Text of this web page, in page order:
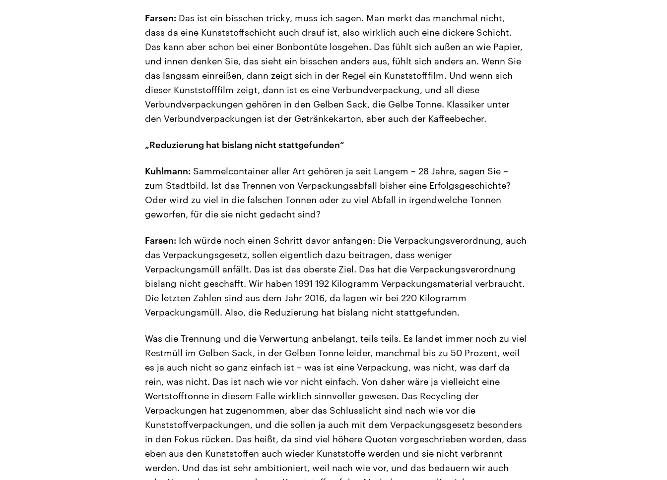
Farsen: Das ist ein bisschen tricky, muss ich sagen. Man merkt das manchmal nicht,
dass da eine Kunststoffschicht auch drauf ist, also wirklich auch eine dickere Schicht.
Das kann aber schon bei einer Bonbontüte losgehen. Das fühlt sich außen an wie Papier,
und innen denken Sie, das sieht ein bisschen anders aus, fühlt sich anders an. Wenn Sie
das langsam einreißen, dann zeigt sich in der Regel ein Kunststofffilm. Und wenn sich
dieser Kunststofffilm zeigt, dann ist es eine Verbundverpackung, und all diese
Verbundverpackungen gehören in den Gelben Sack, die Gelbe Tonne. Klassiker unter
den Verbundverpackungen ist der Getränkekarton, aber auch der Kaffeebecher.
„Reduzierung hat bislang nicht stattgefunden“
Kuhlmann: Sammelcontainer aller Art gehören ja seit Langem – 28 Jahre, sagen Sie –
zum Stadtbild. Ist das Trennen von Verpackungsabfall bisher eine Erfolgsgeschichte?
Oder wird zu viel in die falschen Tonnen oder zu viel Abfall in irgendwelche Tonnen
geworfen, für die sie nicht gedacht sind?
Farsen: Ich würde noch einen Schritt davor anfangen: Die Verpackungsverordnung, auch
das Verpackungsgesetz, sollen eigentlich dazu beitragen, dass weniger
Verpackungsmüll anfällt. Das ist das oberste Ziel. Das hat die Verpackungsverordnung
bislang nicht geschafft. Wir haben 1991 192 Kilogramm Verpackungsmaterial verbraucht.
Die letzten Zahlen sind aus dem Jahr 2016, da lagen wir bei 220 Kilogramm
Verpackungsmüll. Also, die Reduzierung hat bislang nicht stattgefunden.
Was die Trennung und die Verwertung anbelangt, teils teils. Es landet immer noch zu viel
Restmüll im Gelben Sack, in der Gelben Tonne leider, manchmal bis zu 50 Prozent, weil
es ja auch nicht so ganz einfach ist – was ist eine Verpackung, was nicht, was darf da
rein, was nicht. Das ist nach wie vor nicht einfach. Von daher wäre ja vielleicht eine
Wertstofftonne in diesem Falle wirklich sinnvoller gewesen. Das Recycling der
Verpackungen hat zugenommen, aber das Schlusslicht sind nach wie vor die
Kunststoffverpackungen, und die sollen ja auch mit dem Verpackungsgesetz besonders
in den Fokus rücken. Das heißt, da sind viel höhere Quoten vorgeschrieben worden, dass
eben aus den Kunststoffen auch wieder Kunststoffe werden und sie nicht verbrannt
werden. Und das ist sehr ambitioniert, weil nach wie vor, und das bedauern wir auch